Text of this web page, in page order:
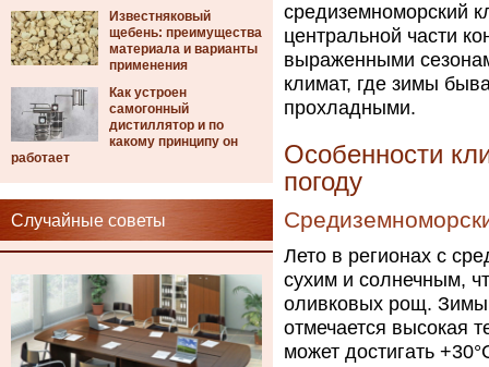
Известняковый
щебень: преимущества
материала и варианты
применения
Как устроен
самогонный
дистиллятор и по
какому принципу он
работает
Случайные советы
средиземноморский
центральной части
выраженными
климат, где зимы
прохладными.
Особенности
погоду
Лето в регионах с
сухим и солнечным,
оливковых рощ. Зимы
отмечается высокая
может достигать